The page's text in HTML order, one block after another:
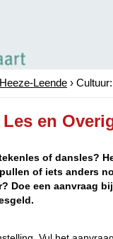
Leende ›
en
of dansles?
of iets anders
Doe een aanvraag